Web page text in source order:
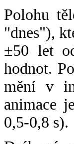
Polohu
"dnes"),
±50 let
hodnot.
mění v
animace
0,5-0,8 s).